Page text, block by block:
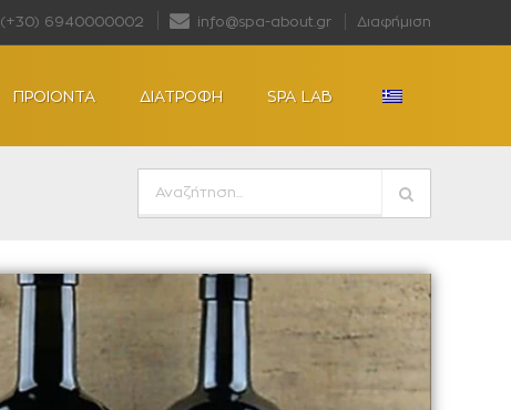
(+30) 6940000002 info@spa-about.gr Διαφήμιση
ΠΡΟΙΟΝΤΑ ΔΙΑΤΡΟΦΗ SPA LAB